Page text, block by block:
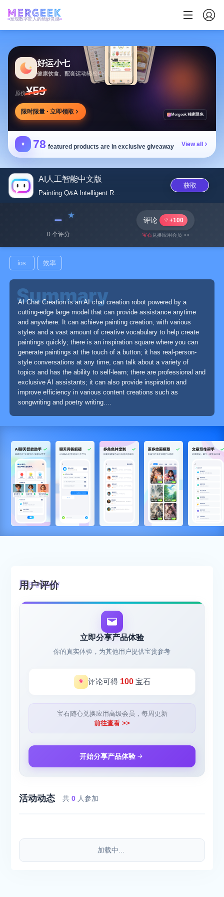
发现数字匠人的绝妙灵感
好运小七
健康饮食、配套运动轻松相伴
原价¥59
限时限量 · 立即领取 Mergeek 独家限免
✦ 78 featured products are in exclusive giveaway View all
AI人工智能中文版
Painting Q&A Intelligent Robot
获取
﹣
0 个评分
评论 +100
宝石兑换应用会员 >>
ios 效率
AI Chat Creation is an AI chat creation robot powered by a
cutting-edge large model that can provide assistance anytime
and anywhere. It can achieve painting creation, with various
styles and a vast amount of creative vocabulary to help create
paintings quickly; there is an inspiration square where you can
generate paintings at the touch of a button; it has real-person-
style conversations at any time, can talk about a variety of
topics and has the ability to self-learn; there are professional and
exclusive AI assistants; it can also provide inspiration and
improve efficiency in various content creations such as
songwriting and poetry writing....
用户评价
立即分享产品体验
你的真实体验，为其他用户提供宝贵参考
评论可得 100宝石
宝石随心兑换应用高级会员，每周更新
前往查看 >>
开始分享产品体验
活动动态 共0 人参加
加载中...